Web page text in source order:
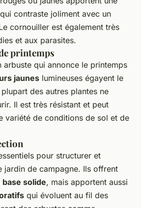
contraste joliment avec un
cornouiller est également très
et aux parasites.
printemps
arbuste qui annonce le printemps
jaunes lumineuses égayent le
des autres plantes ne
Il est très résistant et peut
variété de conditions de sol et de
pour structurer et
jardin de campagne. Ils offrent
base solide, mais apportent aussi
qui évoluent au fil des